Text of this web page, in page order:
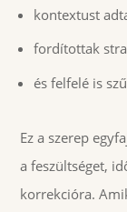
kontextust
fordítottak
és felfelé is
Ez a szerep
a feszültséget,
korrekcióra.